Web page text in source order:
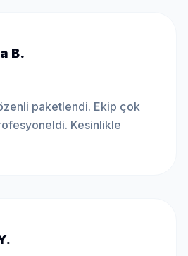
B.
paketlendi. Ekip çok
Kesinlikle